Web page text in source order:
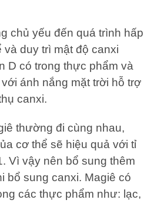
chủ yếu đến quá trình hấp
duy trì mật độ canxi
D có trong thực phẩm và
ánh nắng mặt trời hỗ trợ
canxi.
thường đi cùng nhau,
cơ thể sẽ hiệu quả với tỉ
Vì vậy nên bổ sung thêm
bổ sung canxi. Magiê có
các thực phẩm như: lạc,